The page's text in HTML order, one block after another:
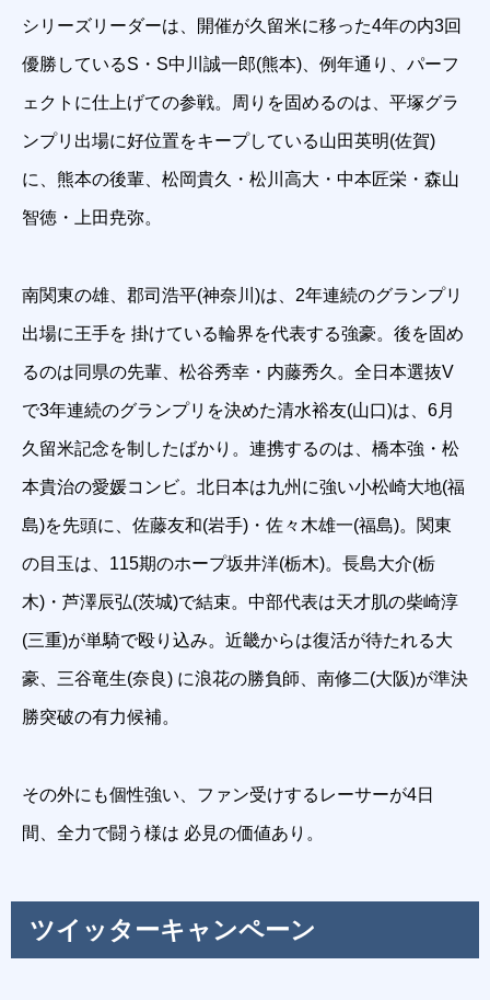
シリーズリーダーは、開催が久留米に移った4年の内3回
優勝しているS・S中川誠一郎(熊本)、例年通り、パーフ
ェクトに仕上げての参戦。周りを固めるのは、平塚グラ
ンプリ出場に好位置をキープしている山田英明(佐賀)
に、熊本の後輩、松岡貴久・松川高大・中本匠栄・森山
智徳・上田尭弥。
南関東の雄、郡司浩平(神奈川)は、2年連続のグランプリ
出場に王手を 掛けている輪界を代表する強豪。後を固め
るのは同県の先輩、松谷秀幸・内藤秀久。全日本選抜V
で3年連続のグランプリを決めた清水裕友(山口)は、6月
久留米記念を制したばかり。連携するのは、橋本強・松
本貴治の愛媛コンビ。北日本は九州に強い小松崎大地(福
島)を先頭に、佐藤友和(岩手)・佐々木雄一(福島)。関東
の目玉は、115期のホープ坂井洋(栃木)。長島大介(栃
木)・芦澤辰弘(茨城)で結束。中部代表は天才肌の柴崎淳
(三重)が単騎で殴り込み。近畿からは復活が待たれる大
豪、三谷竜生(奈良) に浪花の勝負師、南修二(大阪)が準決
勝突破の有力候補。
その外にも個性強い、ファン受けするレーサーが4日
間、全力で闘う様は 必見の価値あり。
ツイッターキャンペーン